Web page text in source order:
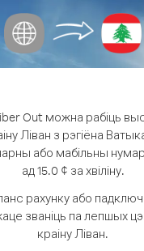
Out можна рабіць
Ліван з рэгіёна
або мабільны нумар
ад 15.0 ¢ за хвіліну.
рахунку або
званіць па лепшых
краіну Ліван.